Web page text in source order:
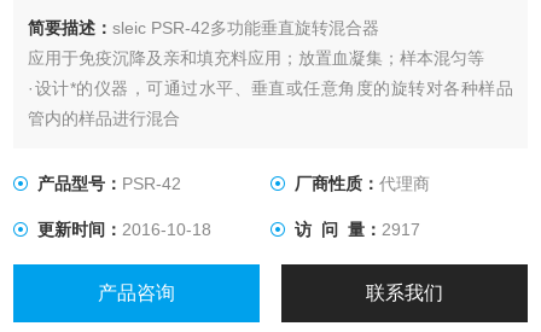
简要描述：sleic PSR-42多功能垂直旋转混合器
应用于免疫沉降及亲和填充料应用；放置血凝集；样本混匀等
·设计*的仪器，可通过水平、垂直或任意角度的旋转对各种样品
管内的样品进行混合
产品型号： PSR-42 厂商性质： 代理商
更新时间：2016-10-18 访 问 量： 2917
产品咨询 联系我们